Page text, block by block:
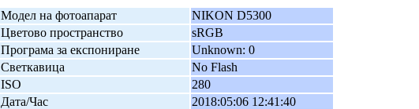
Модел на фотоапарат
NIKON D5300
Цветово пространство
sRGB
Програма за експониране
Unknown: 0
Светкавица
No Flash
ISO
280
Дата/Час
2018:05:06 12:41:40